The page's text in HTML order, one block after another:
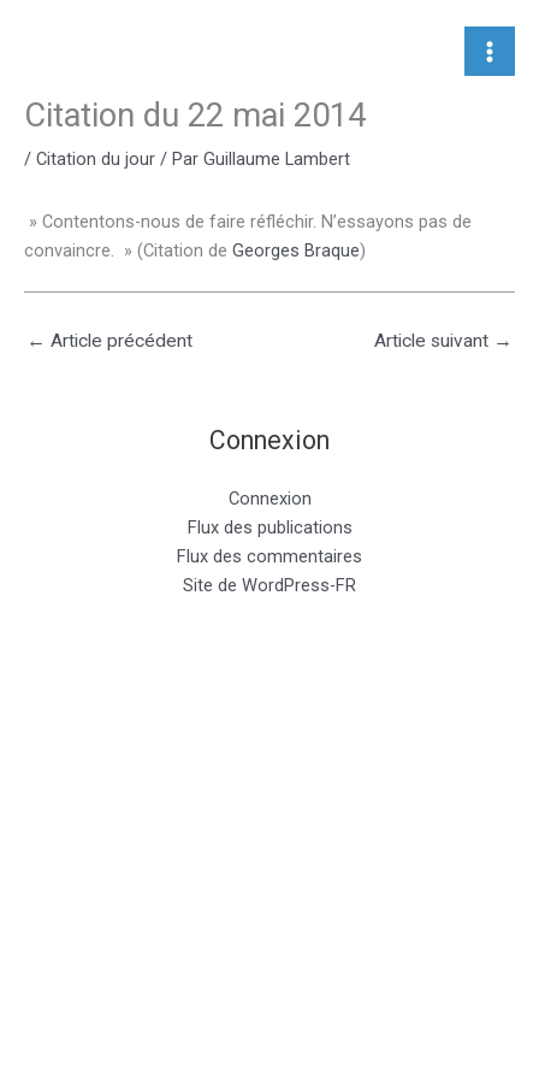
Citation du 22 mai 2014
/ Citation du jour / Par Guillaume Lambert
» Contentons-nous de faire réfléchir. N’essayons pas de
convaincre. » (Citation de Georges Braque)
← Article précédent Article suivant →
Connexion
Connexion
Flux des publications
Flux des commentaires
Site de WordPress-FR